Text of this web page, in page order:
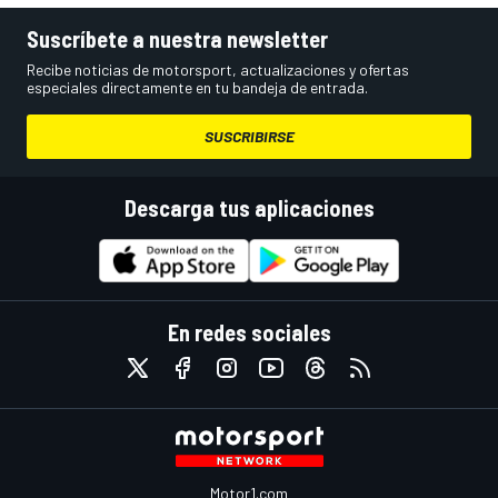
Suscríbete a nuestra newsletter
Recibe noticias de motorsport, actualizaciones y ofertas
especiales directamente en tu bandeja de entrada.
SUSCRIBIRSE
Descarga tus aplicaciones
En redes sociales
Motor1.com